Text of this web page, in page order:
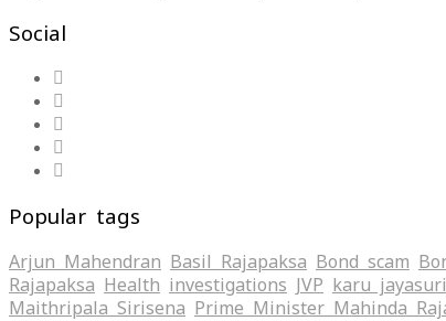
Social
Popular tags
Arjun Mahendran Basil Rajapaksa Bond scam
Rajapaksa Health investigations JVP karu
Maithripala Sirisena Prime Minister Mahinda